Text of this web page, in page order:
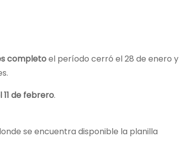
completoel período cerró el 28 de enero y
de febrero.
se encuentra disponible la planilla